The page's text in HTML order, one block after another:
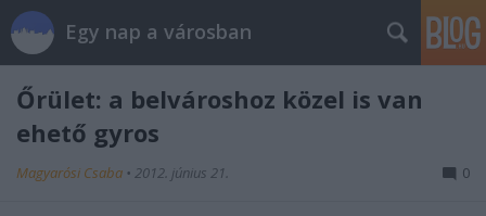
Egy nap a városban
Őrület: a belvároshoz közel is van
ehető gyros
Magyarósi Csaba • 2012. június 21. 0